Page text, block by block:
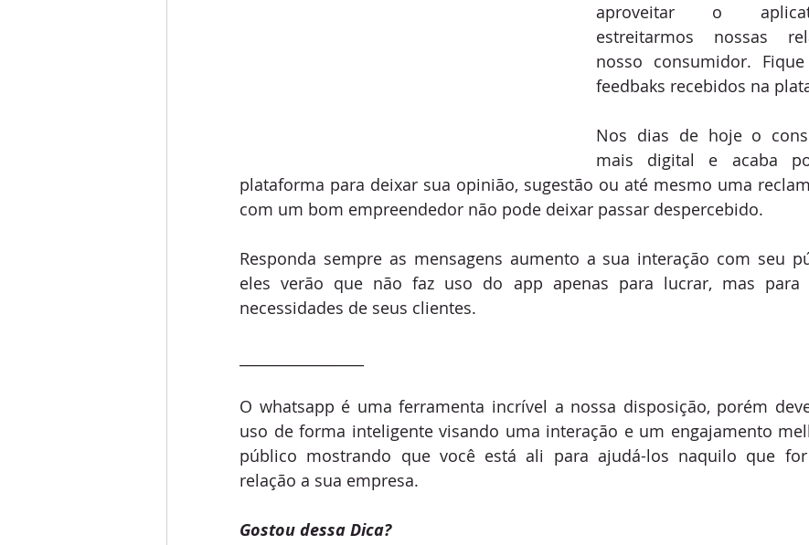
aproveitar o
estreitarmos nossas
nosso consumidor.
feedbaks recebidos na
Nos dias de hoje o
mais digital e acaba
plataforma para deixar sua opinião, sugestão ou até mesmo uma
com um bom empreendedor não pode deixar passar despercebido.
Responda sempre as mensagens aumento a sua interação com seu
eles verão que não faz uso do app apenas para lucrar, mas para
necessidades de seus clientes.
O whatsapp é uma ferramenta incrível a nossa disposição, porém
uso de forma inteligente visando uma interação e um engajamento
público mostrando que você está ali para ajudá-los naquilo que
relação a sua empresa.
Gostou dessa Dica?